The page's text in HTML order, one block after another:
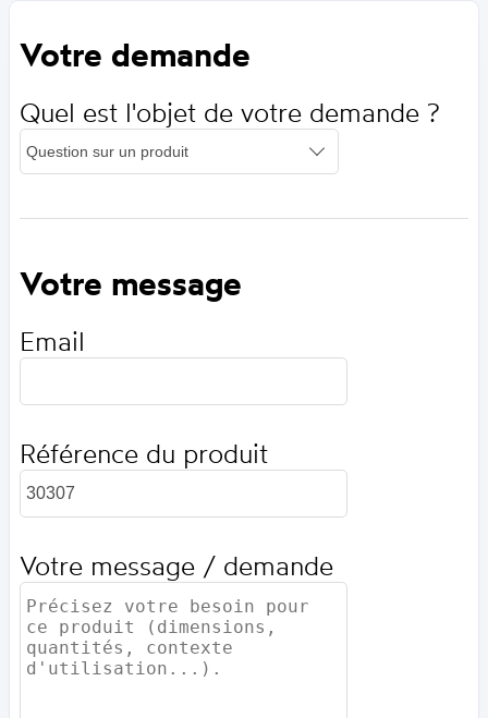
Votre demande
Quel est l'objet de votre demande ?
Votre message
Email
Référence du produit
Votre message / demande